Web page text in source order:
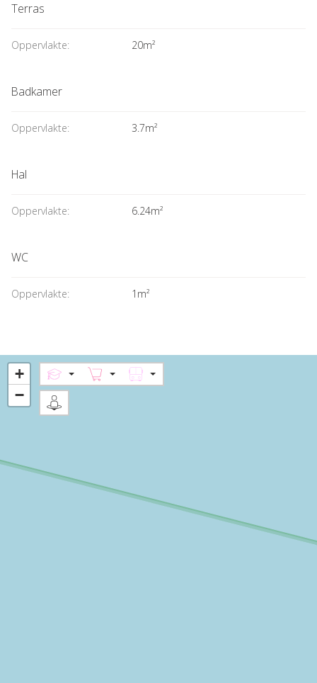
Terras
Oppervlakte: 20m²
Badkamer
Oppervlakte: 3.7m²
Hal
Oppervlakte: 6.24m²
WC
Oppervlakte: 1m²
+
−